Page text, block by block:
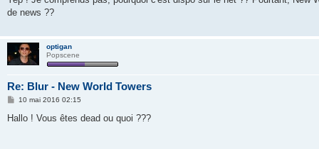
s
a
de news ??
optigan
Popscene
Re: Blur - New World Towers
M
s
10 mai 2016 02:15
Hallo ! Vous êtes dead ou quoi ???